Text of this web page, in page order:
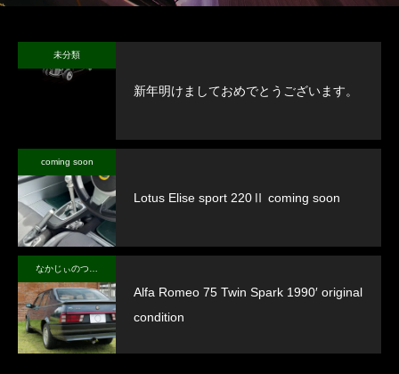
未分類
新年明けましておめでとうございます。
coming soon
Lotus Elise sport 220Ⅱ coming soon
Alfa Romeo 75 Twin Spark 1990′ original
condition